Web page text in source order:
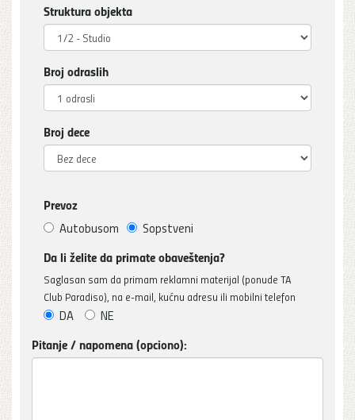
Struktura objekta
Broj odraslih
Broj dece
Prevoz
Autobusom Sopstveni
Da li želite da primate obaveštenja?
Saglasan sam da primam reklamni materijal (ponude TA
Club Paradiso), na e-mail, kućnu adresu ili mobilni telefon
DA NE
Pitanje / napomena (opciono):